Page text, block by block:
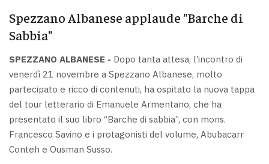
Spezzano Albanese applaude "Barche di
Sabbia"
SPEZZANO ALBANESE - Dopo tanta attesa, l’incontro di
venerdì 21 novembre a Spezzano Albanese, molto
partecipato e ricco di contenuti, ha ospitato la nuova tappa
del tour letterario di Emanuele Armentano, che ha
presentato il suo libro “Barche di sabbia”, con mons.
Francesco Savino e i protagonisti del volume, Abubacarr
Conteh e Ousman Susso.